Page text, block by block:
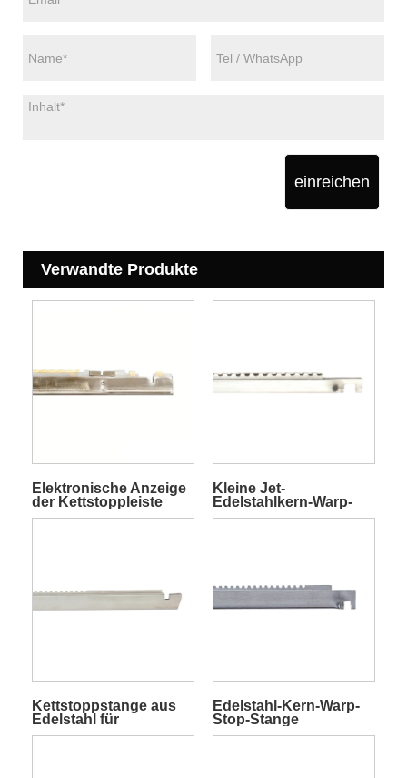
einreichen
Verwandte Produkte
Elektronische Anzeige
der Kettstoppleiste
Kleine Jet-
Edelstahlkern-Warp-
Stop-Stange
Kettstoppstange aus
Edelstahl für
Frotteewebmaschinen
Edelstahl-Kern-Warp-
Stop-Stange